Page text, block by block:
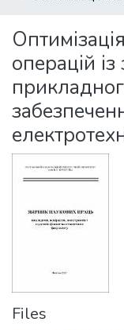
Statistics
операцій
Files